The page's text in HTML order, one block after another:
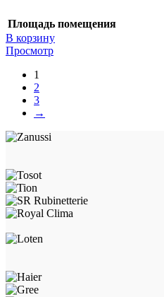
Площадь помещения
В корзину
Просмотр
1
2
3
→